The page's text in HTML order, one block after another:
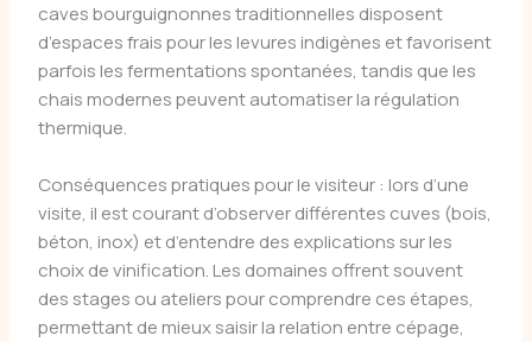
caves bourguignonnes traditionnelles disposent
d’espaces frais pour les levures indigènes et favorisent
parfois les fermentations spontanées, tandis que les
chais modernes peuvent automatiser la régulation
thermique.
Conséquences pratiques pour le visiteur : lors d’une
visite, il est courant d’observer différentes cuves (bois,
béton, inox) et d’entendre des explications sur les
choix de vinification. Les domaines offrent souvent
des stages ou ateliers pour comprendre ces étapes,
permettant de mieux saisir la relation entre cépage,